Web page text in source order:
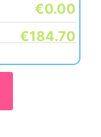
€0.00
€184.70